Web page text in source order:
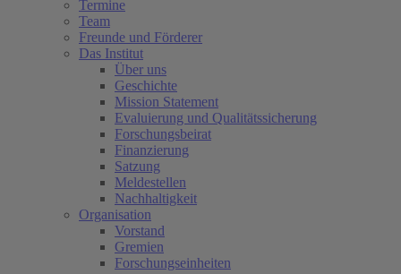
Termine
Team
Freunde und Förderer
Das Institut
Über uns
Geschichte
Mission Statement
Evaluierung und Qualitätssicherung
Forschungsbeirat
Finanzierung
Satzung
Meldestellen
Nachhaltigkeit
Organisation
Vorstand
Gremien
Forschungseinheiten